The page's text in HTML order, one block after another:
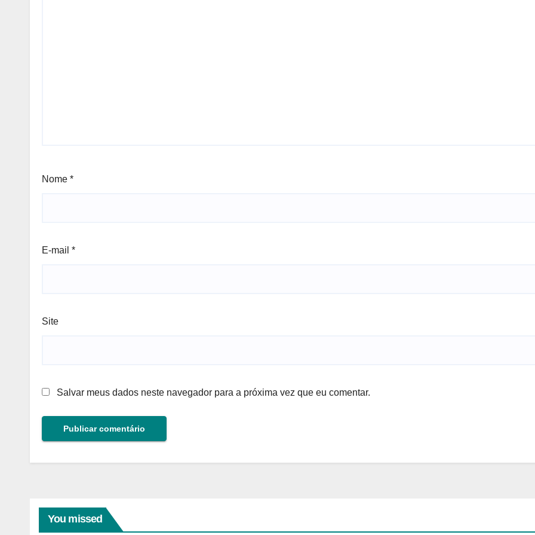
Nome *
E-mail *
Site
Salvar meus dados neste navegador para a próxima vez que eu comentar.
You missed